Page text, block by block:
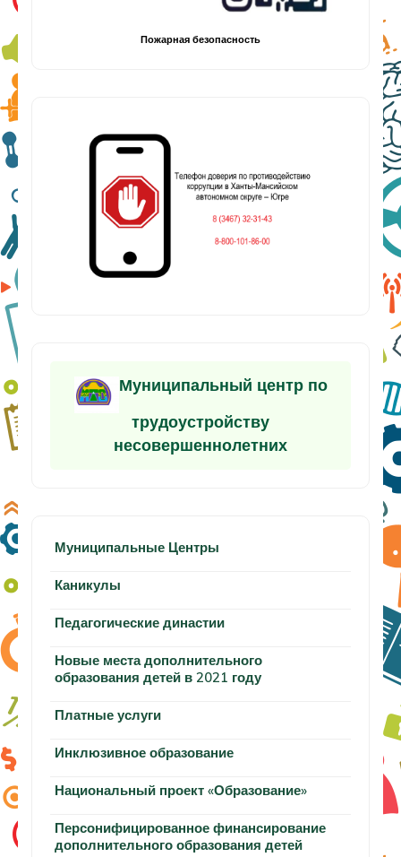
Пожарная безопасность
Муниципальный центр по
трудоустройству
несовершеннолетних
Муниципальные Центры
Каникулы
Педагогические династии
Новые места дополнительного
образования детей в 2021 году
Платные услуги
Инклюзивное образование
Национальный проект «Образование»
Персонифицированное финансирование
дополнительного образования детей